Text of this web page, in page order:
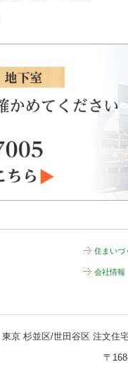
住まいづ
会社情報
東京 杉並区/世田谷区 注文住
〒